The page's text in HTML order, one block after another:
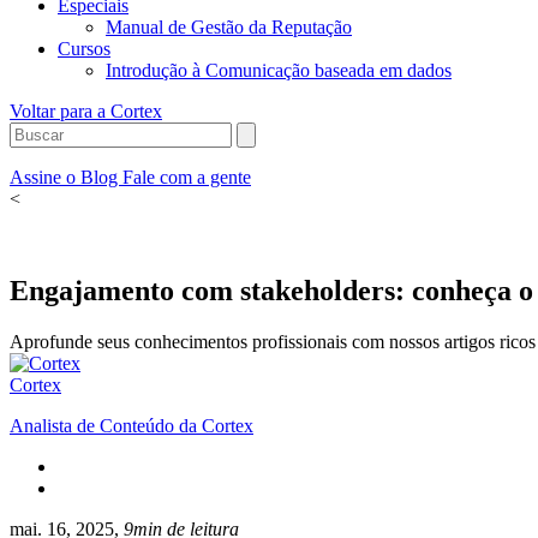
Especiais
Manual de Gestão da Reputação
Cursos
Introdução à Comunicação baseada em dados
Voltar para a Cortex
Assine o Blog Fale com a gente
<
Engajamento com stakeholders: conheça
Aprofunde seus conhecimentos profissionais com nossos artigos
Cortex
Analista de Conteúdo da Cortex
mai. 16, 2025, 9min de leitura